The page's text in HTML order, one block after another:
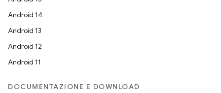
Android 14
Android 13
Android 12
Android 11
DOCUMENTAZIONE E DOWNLOAD